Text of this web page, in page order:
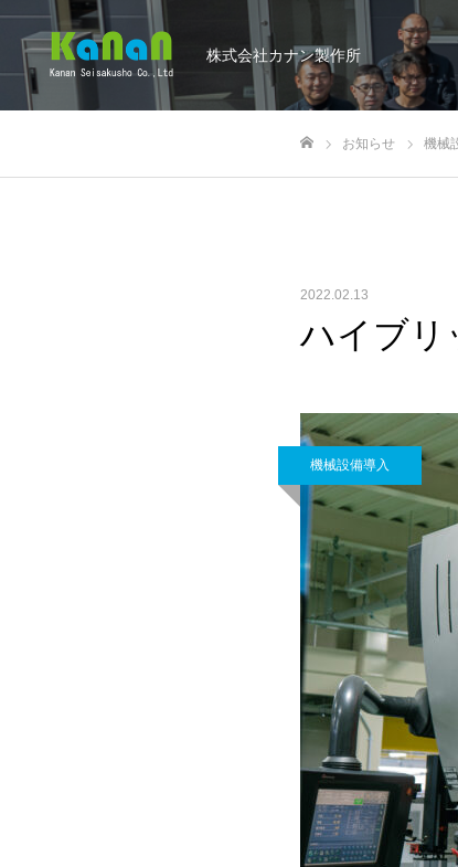
株式会社カナン製作所
お知らせ 機械
2022.02.13
ハイブリ
機械設備導入